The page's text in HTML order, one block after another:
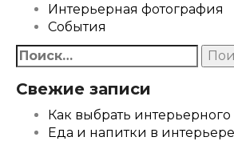
Интерьерная фотография
События
Найти:
Свежие записи
Как выбрать
Еда и напитки в интерьере